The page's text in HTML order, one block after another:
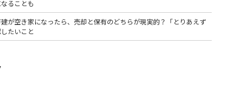
ることも
が空き家になったら、売却と保有のどちらが現実的？「とりあえず
たいこと